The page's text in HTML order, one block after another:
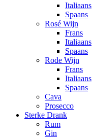
Italiaans
Spaans
Rosé Wijn
Frans
Italiaans
Spaans
Rode Wijn
Frans
Italiaans
Spaans
Cava
Prosecco
Sterke Drank
Rum
Gin